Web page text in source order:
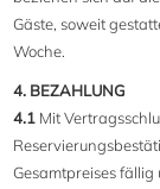
Gäste, soweit
Woche.
4. BEZAHLUNG
4.1 Mit
Gesamtpreises